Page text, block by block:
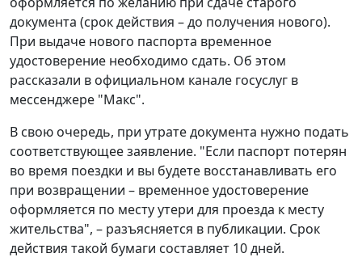
документа (срок действия – до получения нового).
При выдаче нового паспорта временное
удостоверение необходимо сдать. Об этом
рассказали в официальном канале госуслуг в
мессенджере "Макс".
В свою очередь, при утрате документа нужно подать
соответствующее заявление. "Если паспорт потерян
во время поездки и вы будете восстанавливать его
при возвращении – временное удостоверение
оформляется по месту утери для проезда к месту
жительства", – разъясняется в публикации. Срок
действия такой бумаги составляет 10 дней.